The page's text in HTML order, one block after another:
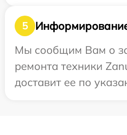
5
Мы сообщим Вам о
ремонта техники
доставит ее по